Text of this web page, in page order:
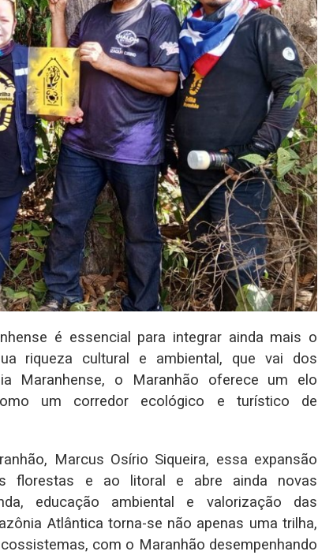
é essencial para integrar ainda mais o
riqueza cultural e ambiental, que vai dos
Maranhense, o Maranhão oferece um elo
um corredor ecológico e turístico de
Marcus Osírio Siqueira, essa expansão
florestas e ao litoral e abre ainda novas
educação ambiental e valorização das
Atlântica torna-se não apenas uma trilha,
com o Maranhão desempenhando